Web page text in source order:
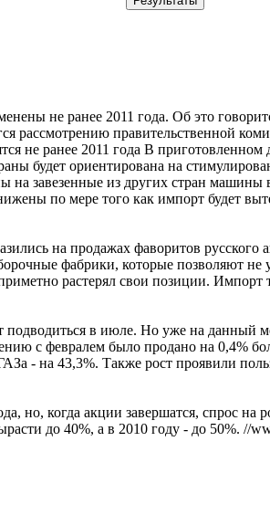
не ранее 2011 года. Об это
рассмотрению правительственной
В приготовленном
будет ориентирована на
завезенные из других стран машины
по мере того как импорт будет
на продажах фаворитов русского
фабрики, которые позволяют не
растерял свои позиции. Импорт
в июле. Но уже на данный
с февралем было продано на 0,4%
- на 43,3%. Также рост проявили
но, когда акции завершатся, спрос
до 40%, а в 2010 году - до 50%. //